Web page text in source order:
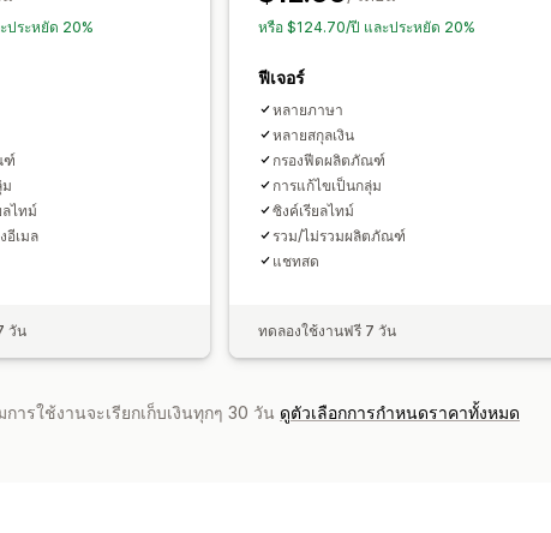
ประหยัด 20%
ฑ์
ไทม์
อีเมล
วัน
หรือ $124.70/ปี และประหยัด 20%
ฟีเจอร์
หลายภาษา
หลายสกุลเงิน
กรองฟีดผลิตภัณฑ์
การแก้ไขเป็นกลุ่ม
ซิงค์เรียลไทม์
รวม/ไม่รวมผลิตภัณฑ์
แชทสด
ทดลองใช้งานฟรี 7 วัน
ารใช้งานจะเรียกเก็บเงินทุกๆ 30 วัน ดูตัวเลือกการกำหนดราคาทั้งหมด